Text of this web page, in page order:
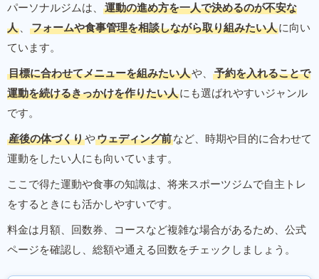
パーソナルジムは、
運動の進め方を一人で決めるのが不安な
人 、 フォームや食事管理を相談しながら取り組みたい人に向い
ています。
目標に合わせてメニューを組みたい人や、
予約を入れることで
運動を続けるきっかけを作りたい人にも選ばれやすいジャンル
です。
産後の体づくりやウェディング前など、時期や目的に合わせて
運動をしたい人にも向いています。
ここで得た運動や食事の知識は、将来スポーツジムで自主トレ
をするときにも活かしやすいです。
料金は月額、回数券、コースなど複雑な場合があるため、公式
ページを確認し、総額や通える回数をチェックしましょう。